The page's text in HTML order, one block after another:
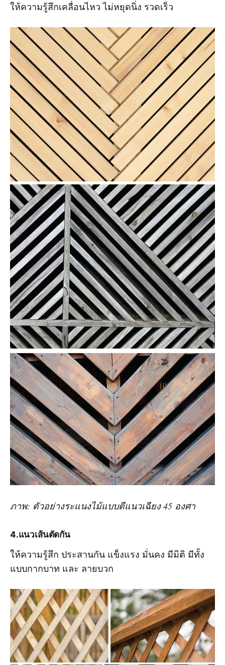
ให้ความรู้สึกเคลื่อนไหว ไม่หยุดนิ่ง รวดเร็ว
ภาพ: ตัวอย่างระแนงไม้แบบตีแนวเฉียง 45 องศา
4.แนวเส้นตัดกัน
ให้ความรู้สึก ประสานกัน แข็งแรง มั่นคง มีมิติ มีทั้ง
แบบกากบาท และ ลายบวก